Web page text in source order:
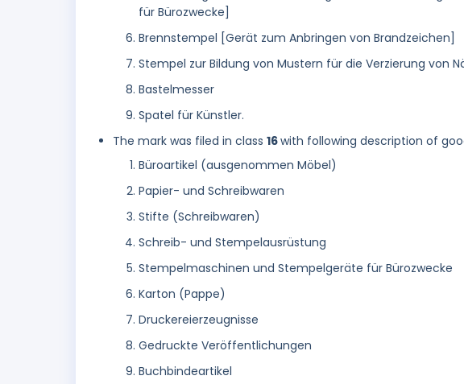
für Bürozwecke]
Brennstempel [Gerät zum Anbringen von Brandzeichen]
Stempel zur Bildung von Mustern für die Verzierung von
Bastelmesser
Spatel für Künstler.
The mark was filed in class 16with following description of
Büroartikel (ausgenommen Möbel)
Papier- und Schreibwaren
Stifte (Schreibwaren)
Schreib- und Stempelausrüstung
Stempelmaschinen und Stempelgeräte für Bürozwecke
Karton (Pappe)
Druckereierzeugnisse
Gedruckte Veröffentlichungen
Buchbindeartikel